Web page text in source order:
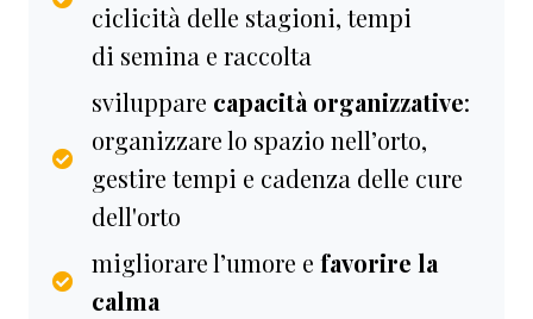
ciclicità delle stagioni, tempi
di semina e raccolta
sviluppare capacità organizzative:
organizzare lo spazio nell’orto,
gestire tempi e cadenza delle cure
dell'orto
migliorare l’umore e favorire la
calma